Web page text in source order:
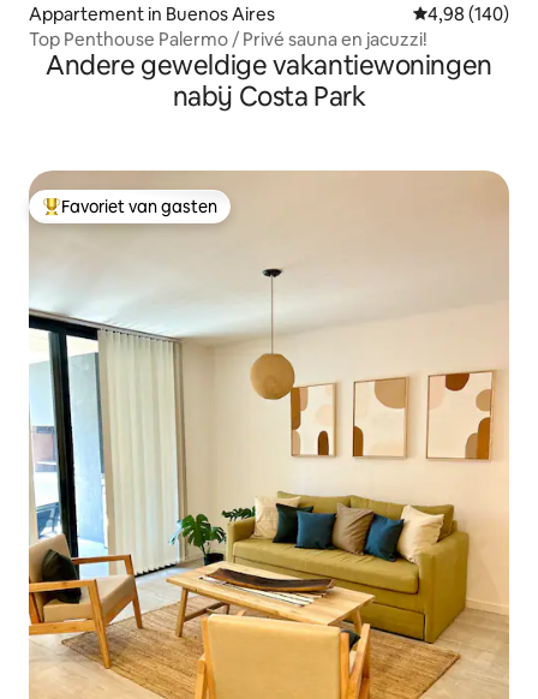
Appartement in Buenos Aires Gemiddelde
4,98 (140)
Top Penthouse Palermo / Privé sauna en jacuzzi!
Andere geweldige vakantiewoningen
nabij Costa Park
Topfavoriet van gasten
Favoriet van gasten